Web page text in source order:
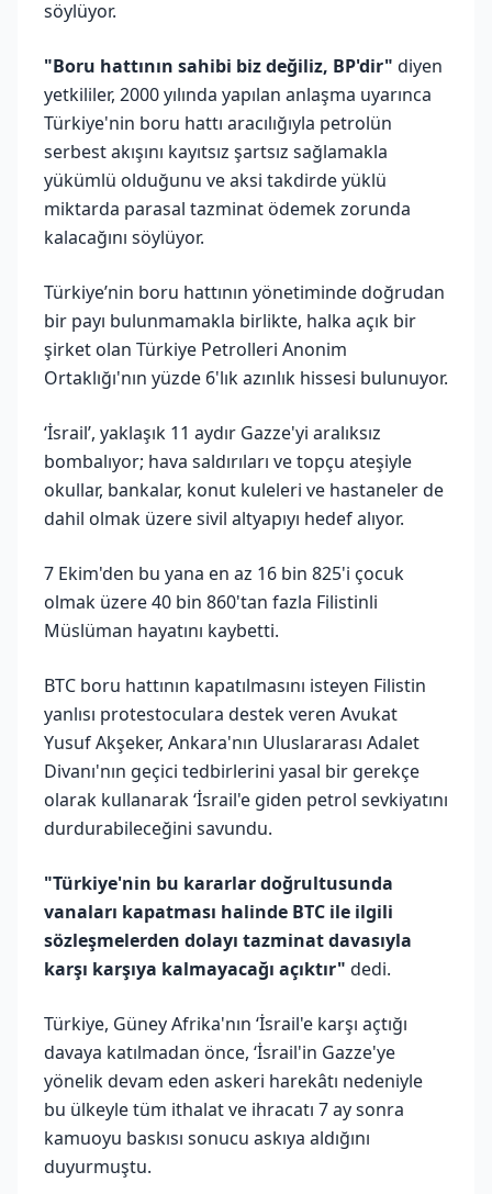
söylüyor.
"Boru hattının sahibi biz değiliz, BP'dir" diyen
yetkililer, 2000 yılında yapılan anlaşma uyarınca
Türkiye'nin boru hattı aracılığıyla petrolün
serbest akışını kayıtsız şartsız sağlamakla
yükümlü olduğunu ve aksi takdirde yüklü
miktarda parasal tazminat ödemek zorunda
kalacağını söylüyor.
Türkiye’nin boru hattının yönetiminde doğrudan
bir payı bulunmamakla birlikte, halka açık bir
şirket olan Türkiye Petrolleri Anonim
Ortaklığı'nın yüzde 6'lık azınlık hissesi bulunuyor.
‘İsrail’, yaklaşık 11 aydır Gazze'yi aralıksız
bombalıyor; hava saldırıları ve topçu ateşiyle
okullar, bankalar, konut kuleleri ve hastaneler de
dahil olmak üzere sivil altyapıyı hedef alıyor.
7 Ekim'den bu yana en az 16 bin 825'i çocuk
olmak üzere 40 bin 860'tan fazla Filistinli
Müslüman hayatını kaybetti.
BTC boru hattının kapatılmasını isteyen Filistin
yanlısı protestoculara destek veren Avukat
Yusuf Akşeker, Ankara'nın Uluslararası Adalet
Divanı'nın geçici tedbirlerini yasal bir gerekçe
olarak kullanarak ‘İsrail'e giden petrol sevkiyatını
durdurabileceğini savundu.
"Türkiye'nin bu kararlar doğrultusunda
vanaları kapatması halinde BTC ile ilgili
sözleşmelerden dolayı tazminat davasıyla
karşı karşıya kalmayacağı açıktır" dedi.
Türkiye, Güney Afrika'nın ‘İsrail'e karşı açtığı
davaya katılmadan önce, ‘İsrail'in Gazze'ye
yönelik devam eden askeri harekâtı nedeniyle
bu ülkeyle tüm ithalat ve ihracatı 7 ay sonra
kamuoyu baskısı sonucu askıya aldığını
duyurmuştu.